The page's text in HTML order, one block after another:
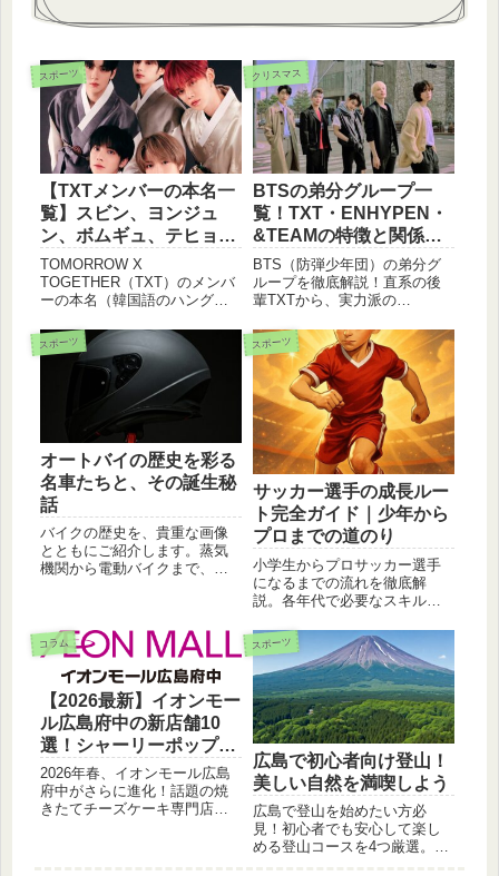
スポーツ
【TXTメンバーの本名一
覧】スビン、ヨンジュ
ン、ボムギュ、テヒョ
ン、ヒュニンカイのハン
グル表記と読み方
TOMORROW X
TOGETHER（TXT）のメンバ
ーの本名（韓国語のハングル
とめてご紹介！チェ・スビ
ン、チェ・ヨンジュン、チ
ェ・ボムギュ、カン・テヒョ
ン、ヒュニンカイの正確な情
報が分かります。
クリスマス
BTSの弟分グループ一
覧！TXT・ENHYPEN・
&TEAMの特徴と関係性
を徹底解説
BTS（防弾少年団）の弟分グ
ループを徹底解説！直系の後
輩TXTから、実力派の
まで、各グループの特徴や
BTSとの絆、最新情報をまと
めました。HYBE（ハイブ）所
属の次世代スターたちの魅力
を今すぐチェック！
スポーツ
オートバイの歴史を彩る
名車たちと、その誕生秘
話
バイクの歴史を、貴重な画像
とともにご紹介します。蒸気
機関から電動バイクまで、バ
スポーツ
サッカー選手の成長ルー
ト完全ガイド｜少年から
プロまでの道のり
小学生からプロサッカー選手
になるまでの流れを徹底解
説。各年代で必要なスキルや
やすくまとめました。将来プ
ロを目指す方、保護者必見！
コラム
【2026最新】イオンモー
ル広島府中の新店舗10
選！シャーリーポップや
アエナなど注目店を網羅
2026年春、イオンモール広島
府中がさらに進化！話題の焼
きたてチーズケーキ専門店
スポーツ
広島で初心者向け登山！
美しい自然を満喫しよう
広島で登山を始めたい方必
見！初心者でも安心して楽し
める登山コースを4つ厳選。雄